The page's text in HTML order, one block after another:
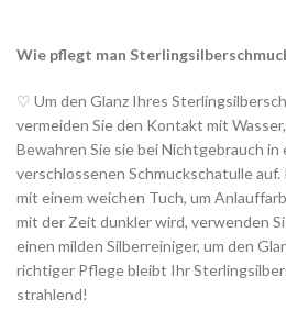
Wie pflegt man
♡ Um den Glanz Ihres
vermeiden Sie den Kontakt mit
Bewahren Sie sie bei Nichtgebrauch in
verschlossenen Schmuckschatulle auf.
mit einem weichen Tuch, um
mit der Zeit dunkler wird, verwenden
einen milden Silberreiniger, um den
richtiger Pflege bleibt Ihr
strahlend!